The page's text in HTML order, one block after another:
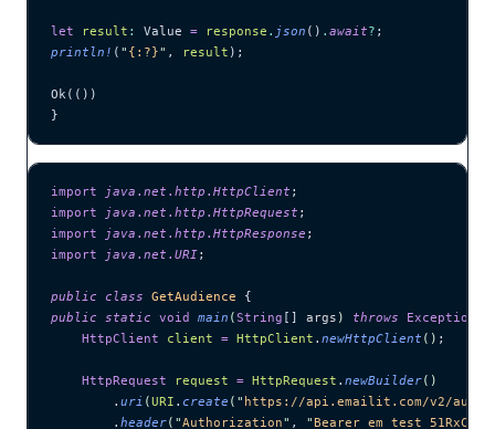
let result : Value = response . json () . await? ;
println! ( " {:?}" , result );
Ok(())
}
import java . net . http . HttpClient ;
import java . net . http . HttpRequest ;
import java . net . http . HttpResponse ;
import java . net . URI;
public class GetAudience {
public static void main (String [] args ) throws Exception
    HttpClient
client = HttpClient . newHttpClient () ;
    HttpRequest
request = HttpRequest . newBuilder()
        .
uri (URI . create ( " https://api.emailit.com/v2/
        .
header( "Authorization" , "Bearer